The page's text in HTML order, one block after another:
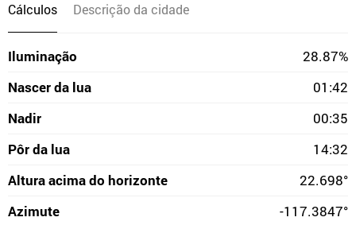
Cálculos Descrição da cidade
Iluminação
28.87%
Nascer da lua
01:42
Nadir
00:35
Pôr da lua
14:32
Altura acima do horizonte
22.698°
Azimute
-117.3847°